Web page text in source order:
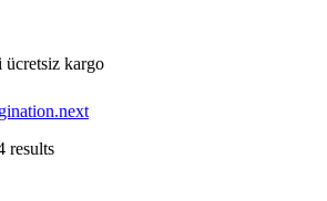
kargo
results